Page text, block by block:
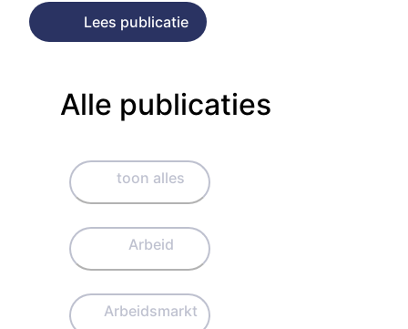
Lees publicatie
Alle publicaties
toon alles
Arbeid
Arbeidsmarkt